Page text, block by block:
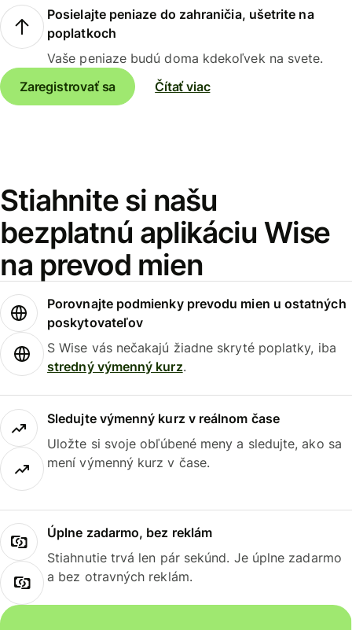
Posielajte peniaze do zahraničia, ušetrite na
poplatkoch
Vaše peniaze budú doma kdekoľvek na svete.
Zaregistrovať sa
Čítať viac
Stiahnite si našu
bezplatnú aplikáciu Wise
na prevod mien
Porovnajte podmienky prevodu mien u ostatných
poskytovateľov
S Wise vás nečakajú žiadne skryté poplatky, iba
stredný výmenný kurz.
Sledujte výmenný kurz v reálnom čase
Uložte si svoje obľúbené meny a sledujte, ako sa
mení výmenný kurz v čase.
Úplne zadarmo, bez reklám
Stiahnutie trvá len pár sekúnd. Je úplne zadarmo
a bez otravných reklám.